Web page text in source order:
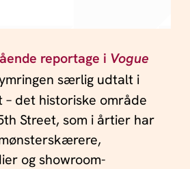
reportage i Vogue
særlig udtalt i
det historiske område
Street, som i årtier har
og showroom-